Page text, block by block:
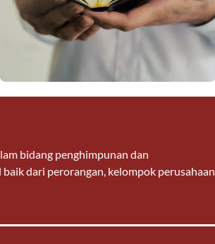
bidang penghimpunan dan
dari perorangan, kelompok perusahaan